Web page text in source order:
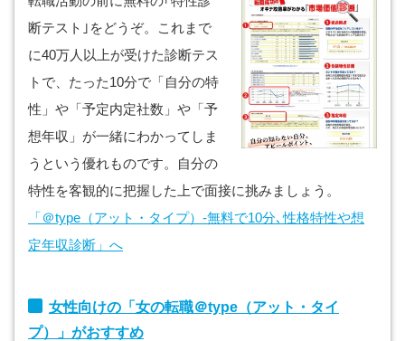
断テスト｣をどうぞ。これまで
に40万人以上が受けた診断テス
トで、たった10分で「自分の特
性」や「予定内定社数」や「予
想年収」が一緒にわかってしま
うという優れものです。自分の
特性を客観的に把握した上で面接に挑みましょう。
「＠type（アット・タイプ）-無料で10分､性格特性や想
定年収診断」へ
女性向けの「女の転職＠type（アット・タイ
プ）」がおすすめ